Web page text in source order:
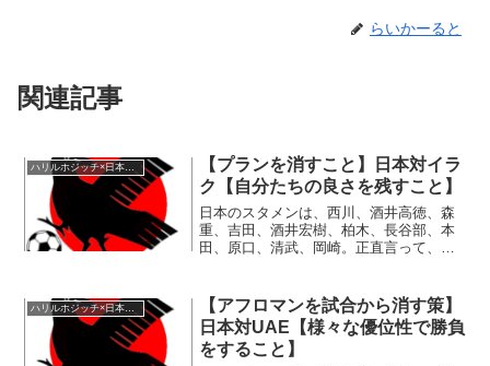
らいかーると
関連記事
ハリルホジッチ×日本代表
【プランを消すこと】日本対イラ
ク【自分たちの良さを残すこと】
日本のスタメンは、西川、酒井高徳、森
重、吉田、酒井宏樹、柏木、長谷部、本
田、原口、清武、岡崎。正直言って、内
とは思わなかった。内田×長友コンビは怪
我などで試合に出場で...
ハリルホジッチ×日本代表
【アフロマンを試合から消す策】
日本対UAE【様々な優位性で勝負
をすること】